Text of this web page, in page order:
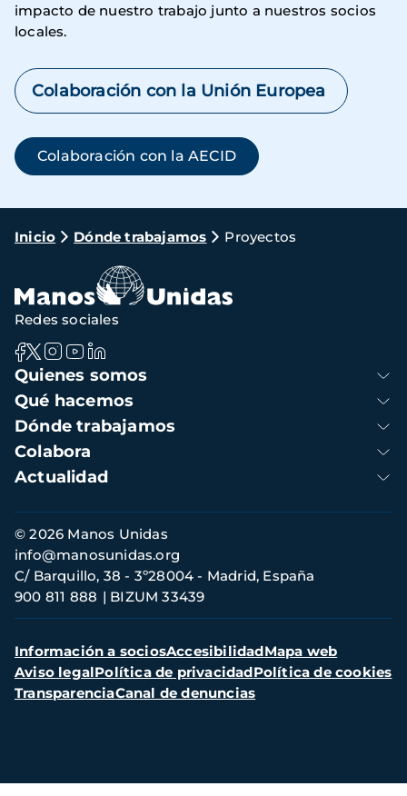
impacto de nuestro trabajo junto a nuestros socios
locales.
Colaboración con la Unión Europea
Colaboración con la AECID
Ruta
navegación
Inicio Dónde trabajamos Proyectos
Navegación
principal
Quienes somos
Qué hacemos
Dónde trabajamos
Colabora
Actualidad
Redes sociales
Información
de
contacto
© 2026 Manos Unidas
C/ Barquillo, 38 - 3º28004 - Madrid, España
900 811 888
BIZUM 33439
info@manosunidas.org
Menú
secundario
Información a sociosAccesibilidadMapa web
Aviso legalPolítica de privacidadPolítica de cookies
TransparenciaCanal de denuncias